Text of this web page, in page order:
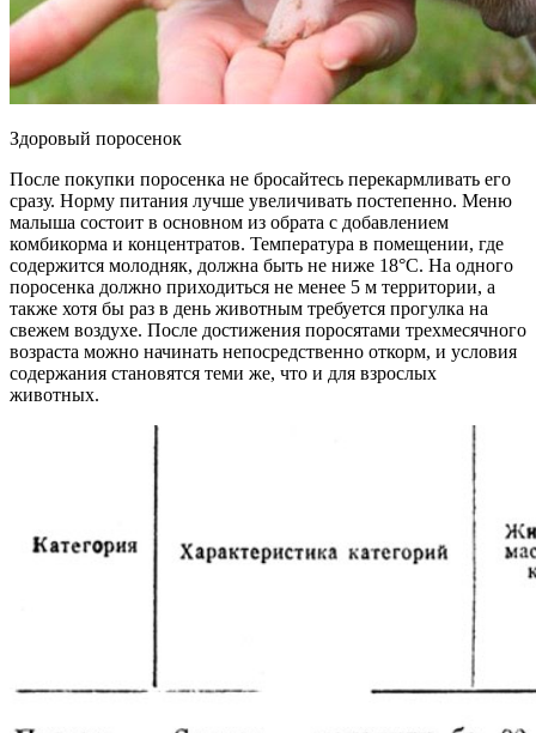
Здоровый поросенок
После покупки поросенка не бросайтесь перекармливать его
сразу. Норму питания лучше увеличивать постепенно. Меню
малыша состоит в основном из обрата с добавлением
комбикорма и концентратов. Температура в помещении, где
содержится молодняк, должна быть не ниже 18°C. На одного
поросенка должно приходиться не менее 5 м территории, а
также хотя бы раз в день животным требуется прогулка на
свежем воздухе. После достижения поросятами трехмесячного
возраста можно начинать непосредственно откорм, и условия
содержания становятся теми же, что и для взрослых
животных.